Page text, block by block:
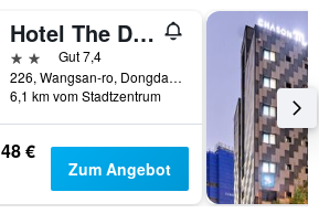
Hotel The Designers Cheongnyangni
2 SterneGut 7,4
226, Wangsan-ro, Dongdaemun-gu, Seoul, Südkorea
6,1 km vom Stadtzentrum
48 €
Zum Angebot